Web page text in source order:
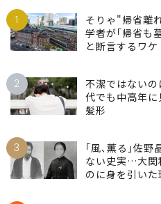
1
そりゃ"帰省離
学者が｢帰省も
と断言するワケ
2
不潔ではない
代でも中高年
髪形
3
｢風､薫る｣佐野
ない史実…大関
のに身を引いた